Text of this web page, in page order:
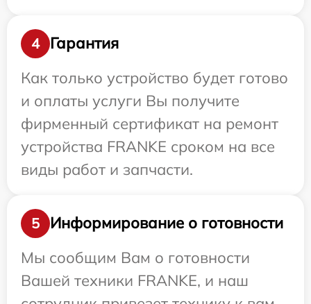
4
Гарантия
Как только устройство будет готово
и оплаты услуги Вы получите
фирменный сертификат на ремонт
устройства FRANKE сроком на все
виды работ и запчасти.
5
Информирование о готовности
Мы сообщим Вам о готовности
Вашей техники FRANKE, и наш